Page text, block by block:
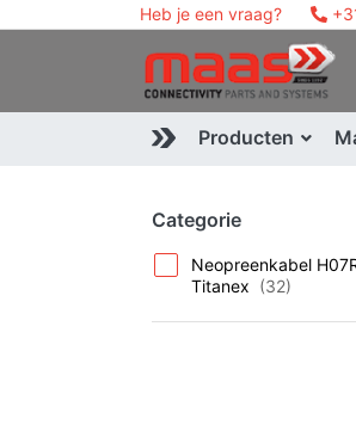
Heb je een vraag?
Producten
Categorie
Neopreenkabel
Titanex